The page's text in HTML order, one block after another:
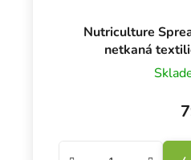
Nutriculture
netkaná